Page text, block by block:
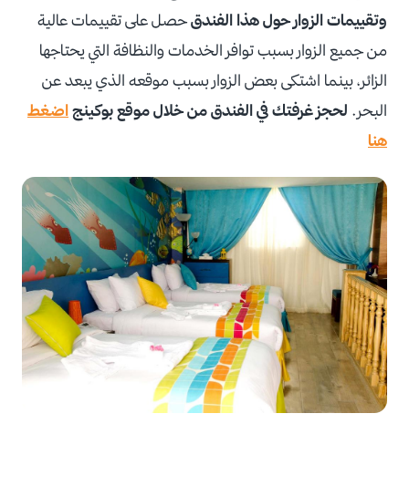
وتقييمات الزوار حول هذا الفندقحصل على تقييمات عالية
من جميع الزوار بسبب توافر الخدمات والنظافة التي يحتاجها
الزائر، بينما اشتكى بعض الزوار بسبب موقعه الذي يبعد عن
البحر. لحجز غرفتك في الفندق من خلال موقع بوكينجاضغط
هنا